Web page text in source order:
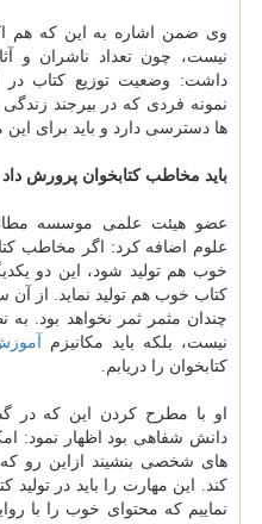
وی ضمن اشاره به این که هم
نیست، چون تعداد ناشران و
داشت: وضعیت توزیع کتاب در
نمونه فردی که در بیرجند
ها دسترسی دارد و باید برای این
باید مخاطب کتابخوان پرورش داد
عضو هیئت علمی موسسه
علوم اضافه کرد: اگر مخاطب
خوب هم تولید شود، این دو
کتاب خوب هم تولید نماید. از
چندان مثمر ثمر نخواهد بود. به
نیست، بلکه باید مکانیزم
کتابخوان را دریابم.
او با مطرح کردن این که در
دانش شفاهی بود اظهار نمود:
های شخصی بنشیند ازاین رو
کند. این مهارت را باید در تولید
نماییم که محتوای خوب را با